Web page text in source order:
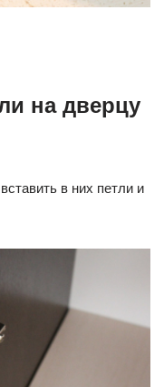
на дверцу
в них петли и